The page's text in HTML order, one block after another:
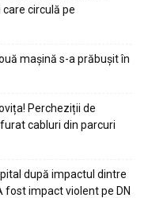
circulă pe
mașină s-a prăbușit în
Percheziții de
cabluri din parcuri
după impactul dintre
impact violent pe DN